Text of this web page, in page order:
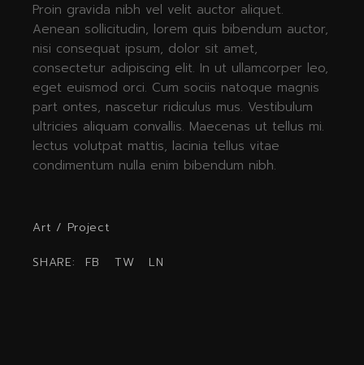
Proin gravida nibh vel velit auctor aliquet.
Aenean sollicitudin, lorem quis bibendum auctor,
nisi consequat ipsum, dolor sit amet,
consectetur adipiscing elit. In ut ullamcorper leo,
eget euismod orci. Cum sociis natoque magnis
part ontes, nascetur ridiculus mus. Vestibulum
ultricies aliquam convallis. Maecenas ut tellus mi.
lectus volutpat mattis, lacinia tellus vitae
condimentum nulla enim bibendum nibh.
Art / Project
SHARE: FB TW LN